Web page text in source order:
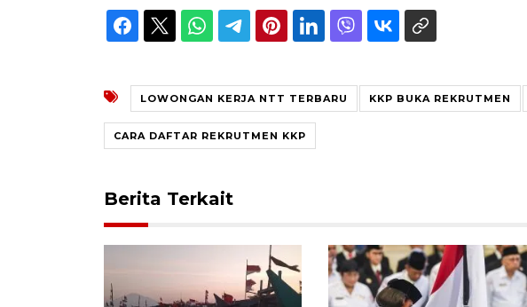
LOWONGAN KERJA NTT TERBARU KKP BUKA REKRUTMEN
CARA DAFTAR REKRUTMEN KKP
Berita Terkait